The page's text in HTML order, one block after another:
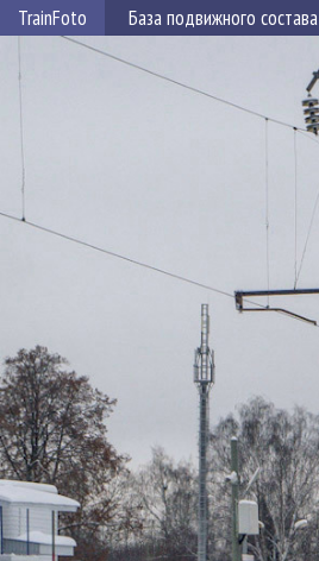
TrainFoto База подвижного состава